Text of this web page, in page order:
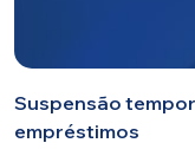
Suspensão
empréstimos